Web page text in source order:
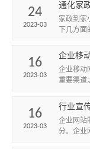
24
2023-03
通化家
些改变
家政到家
下几方
16
2023-03
企业移
的价值
企业移动
重要渠道
地位。本
16
2023-03
行业宣
企业网站
分。企业